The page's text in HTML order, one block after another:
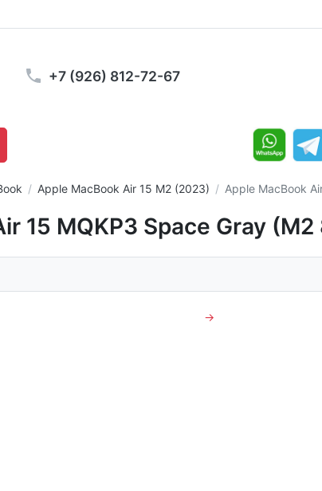
+7 (926) 812-72-67
Apple MacBook Air 15 M2 (2023) Apple MacBook
15 MQKP3 Space Gray
→